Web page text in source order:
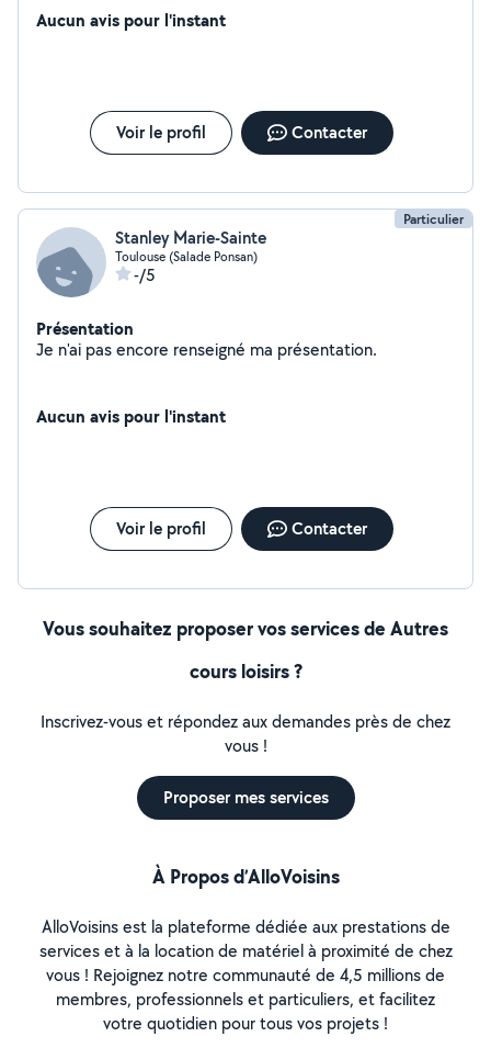
Aucun avis pour l'instant
Voir le profil Contacter
Particulier
Stanley Marie-Sainte
Toulouse (Salade Ponsan)
-/5
Présentation
Je n'ai pas encore renseigné ma présentation.
Aucun avis pour l'instant
Voir le profil Contacter
Vous souhaitez proposer vos services de Autres
cours loisirs ?
Inscrivez-vous et répondez aux demandes près de chez
vous !
Proposer mes services
À Propos d’AlloVoisins
AlloVoisins est la plateforme dédiée aux prestations de
services et à la location de matériel à proximité de chez
vous ! Rejoignez notre communauté de 4,5 millions de
membres, professionnels et particuliers, et facilitez
votre quotidien pour tous vos projets !